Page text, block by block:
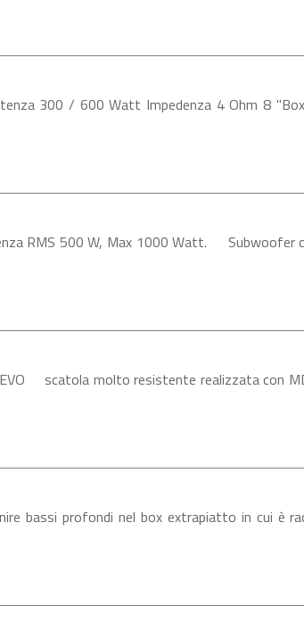
300 / 600 Watt Impedenza 4 Ohm 8
RMS 500 W, Max 1000 Watt. Subwoofer
scatola molto resistente realizzata con
bassi profondi nel box extrapiatto in cui è